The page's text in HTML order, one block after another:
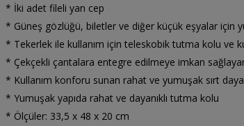
* İki adet fileli yan cep
* Güneş gözlüğü, biletler ve diğer küçük eşyalar için
* Tekerlek ile kullanım için teleskobik tutma kolu ve
* Çekçekli çantalara entegre edilmeye imkan
* Kullanım konforu sunan rahat ve yumuşak sırt
* Yumuşak yapıda rahat ve dayanıklı tutma kolu
* Ölçüler: 33,5 x 48 x 20 cm